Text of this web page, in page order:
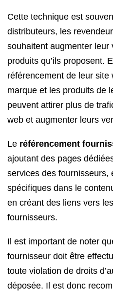
Cette technique est
distributeurs, les
souhaitent augmenter
produits qu’ils proposent.
référencement de leur site
marque et les produits de
peuvent attirer plus de
web et augmenter leurs
Le référencement
ajoutant des pages
services des fournisseurs,
spécifiques dans le
en créant des liens vers
fournisseurs.
Il est important de noter
fournisseur doit être
toute violation de droits
déposée. Il est donc